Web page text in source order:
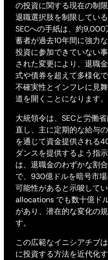
の投資に関する現在の制
退職選択肢を制限してい
SECへの手紙は、約
蓄者が過去10年間に強力
投資に参加できていない
された変更により、退職
式や債券を超えて多様化
不確実性とインフレに見
道を開くことになります。
大統領令は、SECと労働
直し、主に定期的な給与
を通じて資金提供される
ダンスを提供するよう指
は、退職金のわずかな割
で、930億ドルを暗号市
可能性があると示唆して
allocations でも数十億ド
があり、潜在的な変化の
す。
この広範なイニシアチブ
に投資する方法を近代化